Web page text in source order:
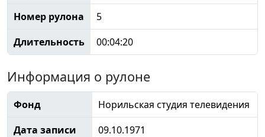
Номер рулона
5
Длительность
00:04:20
Информация о рулоне
Фонд
Норильская студия телевидения
Дата записи
09.10.1971